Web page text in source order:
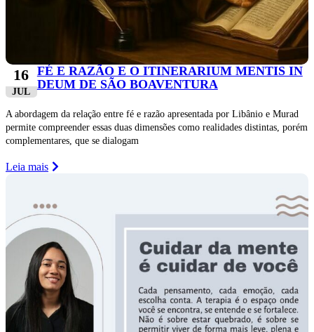
16
JUL
FÉ E RAZÃO E O ITINERARIUM MENTIS IN
DEUM DE SÃO BOAVENTURA
A abordagem da relação entre fé e razão apresentada por Libânio e Murad
permite compreender essas duas dimensões como realidades distintas, porém
complementares, que se dialogam
Leia mais